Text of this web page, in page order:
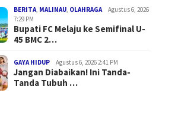
BERITA MALINAU OLAHRAGA
Agustus 6, 2026
7:29 PM
Bupati FC Melaju ke Semifinal U-
45 BMC 2…
GAYA HIDUP Agustus 6, 2026 2:41 PM
Jangan Diabaikan! Ini Tanda-
Tanda Tubuh …